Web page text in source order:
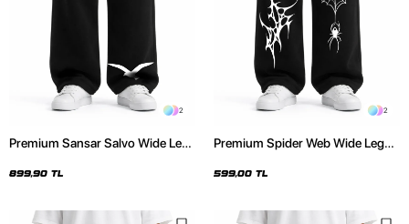
2
Premium Sansar Salvo Wide Leg
899,90 TL
2
Premium Spider Web Wide Leg
599,00 TL